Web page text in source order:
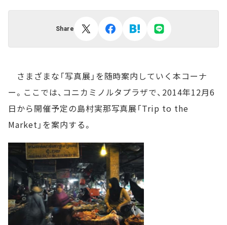
Share
さまざまな「写真展」を随時案内していく本コーナ
ー。ここでは、コニカミノルタプラザで、2014年12月6
日から開催予定の島村実那写真展「Trip to the
Market」を案内する。